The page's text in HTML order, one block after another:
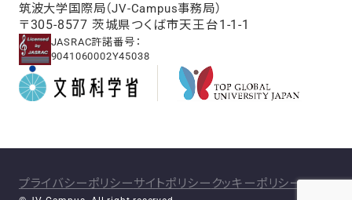
筑波大学国際局（JV-Campus事務局）
〒305-8577 茨城県つくば市天王台1-1-1
JASRAC許諾番号：
9041060002Y45038
プライバシーポリシーサイトポリシー クッキーポリシー